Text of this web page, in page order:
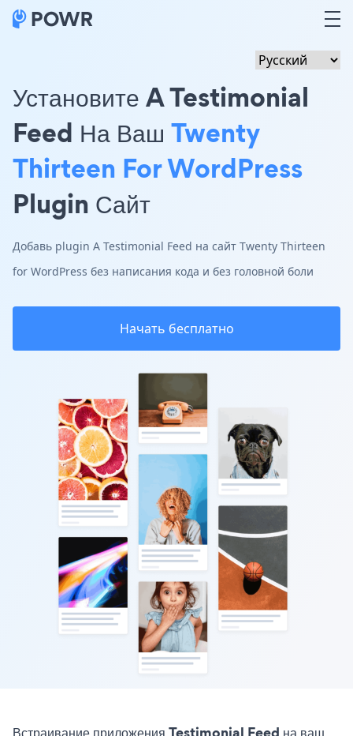
Установите A Testimonial
Feed На Ваш Twenty
Thirteen For WordPress
Plugin Сайт
Добавь plugin A Testimonial Feed на сайт Twenty Thirteen
for WordPress без написания кода и без головной боли
Начать бесплатно